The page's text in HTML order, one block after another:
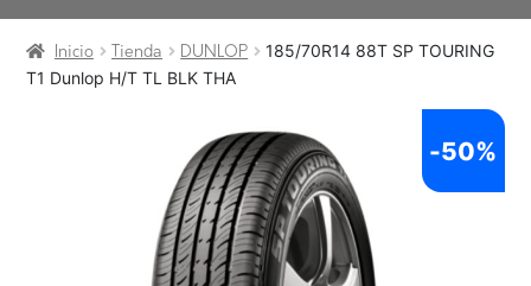
Inicio Tienda DUNLOP
185/70R14 88T SP TOURING
T1 Dunlop H/T TL BLK THA
-50%